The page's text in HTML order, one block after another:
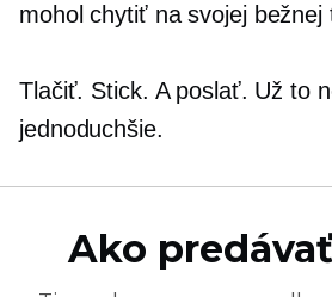
mohol chytiť na svojej bežnej
Tlačiť. Stick. A poslať. Už to
jednoduchšie.
Ako